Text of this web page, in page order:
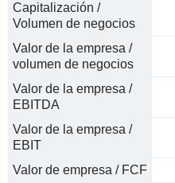
Capitalización /
Volumen de negocios
Valor de la empresa /
volumen de negocios
Valor de la empresa /
EBITDA
Valor de la empresa /
EBIT
Valor de empresa / FCF